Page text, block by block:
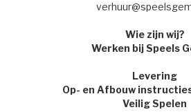
Wie zijn wij?
Werken bij Speels
Levering
Op- en Afbouw
Veilig Spelen